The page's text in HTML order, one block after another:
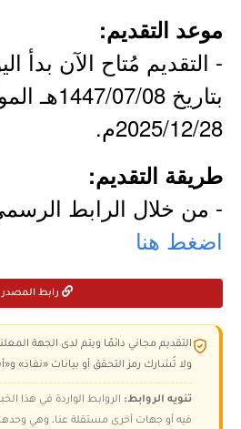
موعد التقديم:
- التقديم مُتاح الآن بدأ
بتاريخ 1447/07/
2025/12/28م.
طريقة التقديم:
- من خلال الرابط
اضغط هنا
رابط المصدر
التقديم مجاني دائمًا ويتم لدى الجهة
ولا تُشارك رمز التحقق أو بيانات «نفاذ»
تنويه الروابط: الروابط الواردة في هذا
فيه أو جهات أخرى مستقلة عنا، وهي